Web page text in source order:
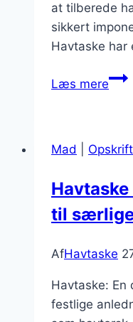
at tilberede
sikkert
Havtaske har
Læs mere
til
Mad
til
AfHavtaske
Havtaske: En
festlige